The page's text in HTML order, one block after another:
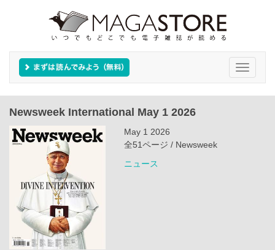
Toggle
Newsweek International May 1 2026
May 1 2026
全51ページ / Newsweek
ニュース